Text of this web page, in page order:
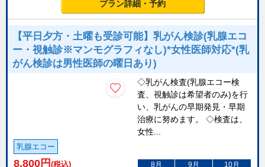
プラン詳細・予約
【平日夕方・土曜も受診可能】乳がん検診(乳腺エコ
ー・視触診※マンモグラフィなし)*女性医師対応*(乳
がん検診は男性医師の曜日あり)
◇乳がん検査(乳腺エコー検
査、視触診は希望者のみ)を行
い、乳がんの早期発見・早期
治療に努めます。 ◇検査は、
女性...
乳腺エコー
8,800 円 (税込) 8月 9月 10月